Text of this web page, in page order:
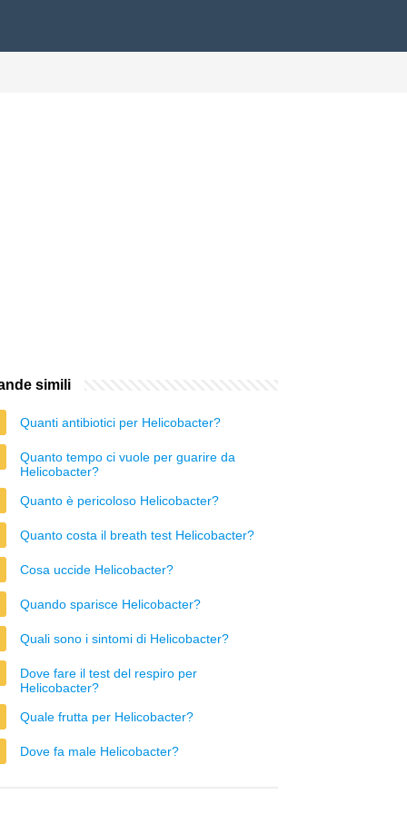
simili
Quanti antibiotici per Helicobacter?
Quanto tempo ci vuole per guarire da
Helicobacter?
Quanto è pericoloso Helicobacter?
Quanto costa il breath test Helicobacter?
Cosa uccide Helicobacter?
Quando sparisce Helicobacter?
Quali sono i sintomi di Helicobacter?
Dove fare il test del respiro per
Helicobacter?
Quale frutta per Helicobacter?
Dove fa male Helicobacter?